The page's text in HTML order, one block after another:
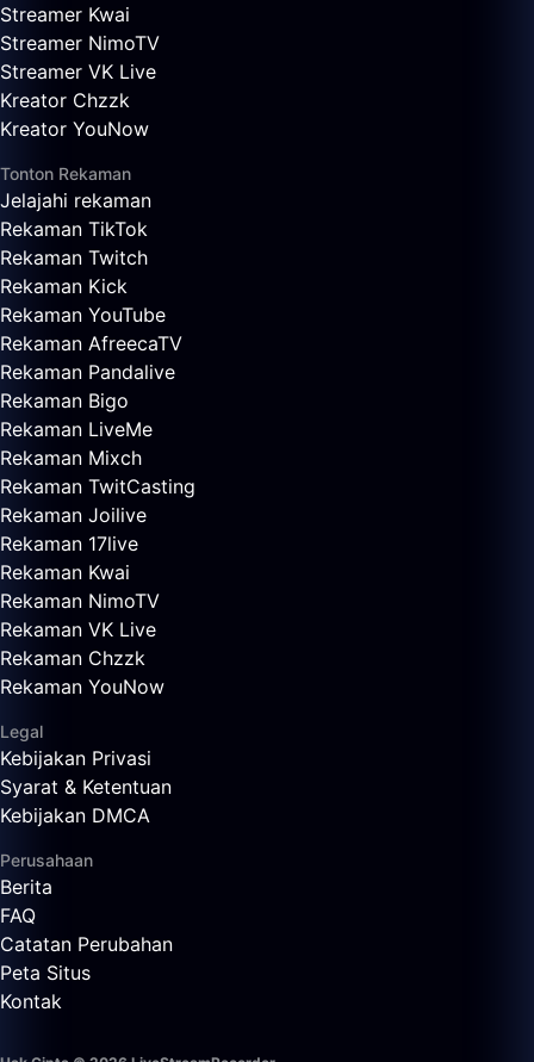
Streamer Kwai
Streamer NimoTV
Streamer VK Live
Kreator Chzzk
Kreator YouNow
Tonton Rekaman
Jelajahi rekaman
Rekaman TikTok
Rekaman Twitch
Rekaman Kick
Rekaman YouTube
Rekaman AfreecaTV
Rekaman Pandalive
Rekaman Bigo
Rekaman LiveMe
Rekaman Mixch
Rekaman TwitCasting
Rekaman Joilive
Rekaman 17live
Rekaman Kwai
Rekaman NimoTV
Rekaman VK Live
Rekaman Chzzk
Rekaman YouNow
Legal
Kebijakan Privasi
Syarat & Ketentuan
Kebijakan DMCA
Perusahaan
Berita
FAQ
Catatan Perubahan
Peta Situs
Kontak